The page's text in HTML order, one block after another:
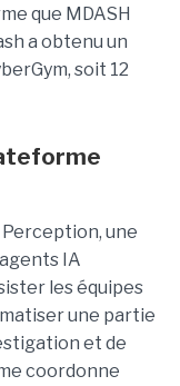
que MDASH
a obtenu un
soit 12
une
IA
les équipes
une partie
et de
coordonne